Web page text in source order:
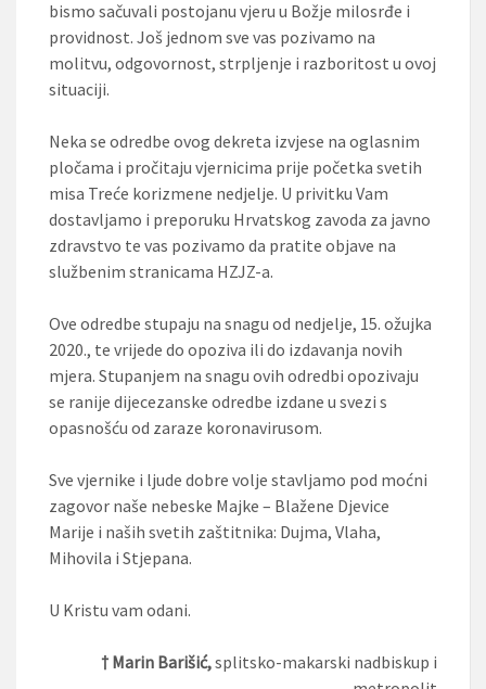
bismo sačuvali postojanu vjeru u Božje milosrđe i
providnost. Još jednom sve vas pozivamo na
molitvu, odgovornost, strpljenje i razboritost u ovoj
situaciji.
Neka se odredbe ovog dekreta izvjese na oglasnim
pločama i pročitaju vjernicima prije početka svetih
misa Treće korizmene nedjelje. U privitku Vam
dostavljamo i preporuku Hrvatskog zavoda za javno
zdravstvo te vas pozivamo da pratite objave na
službenim stranicama HZJZ-a.
Ove odredbe stupaju na snagu od nedjelje, 15. ožujka
2020., te vrijede do opoziva ili do izdavanja novih
mjera. Stupanjem na snagu ovih odredbi opozivaju
se ranije dijecezanske odredbe izdane u svezi s
opasnošću od zaraze koronavirusom.
Sve vjernike i ljude dobre volje stavljamo pod moćni
zagovor naše nebeske Majke – Blažene Djevice
Marije i naših svetih zaštitnika: Dujma, Vlaha,
Mihovila i Stjepana.
U Kristu vam odani.
† Marin Barišić,splitsko-makarski nadbiskup i